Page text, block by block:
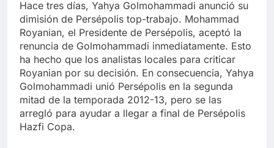
Hace tres días, Yahya Golmohammadi anunció su
dimisión de Persépolis top-trabajo. Mohammad
Royanian, el Presidente de Persépolis, aceptó la
renuncia de Golmohammadi inmediatamente. Esto
ha hecho que los analistas locales para criticar
Royanian por su decisión. En consecuencia, Yahya
Golmohammadi unió Persépolis en la segunda
mitad de la temporada 2012-13, pero se las
arregló para ayudar a llegar a final de Persépolis
Hazfi Copa.